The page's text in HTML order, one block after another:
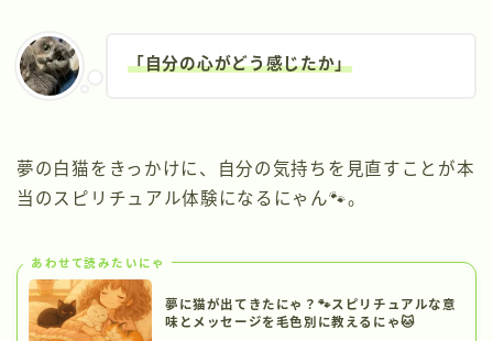
「自分の心がどう感じたか」
夢の白猫をきっかけに、自分の気持ちを見直すことが本
当のスピリチュアル体験になるにゃん🐾。
あわせて読みたいにゃ
夢に猫が出てきたにゃ？🐾スピリチュアルな意
味とメッセージを毛色別に教えるにゃ🐱